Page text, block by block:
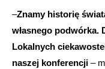
–Znamy historię
własnego podwórka.
Lokalnych
naszej konferencji –